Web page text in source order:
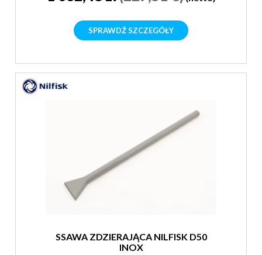
SPRAWDŹ SZCZEGÓŁY
SSAWA ZDZIERAJĄCA NILFISK D50
INOX